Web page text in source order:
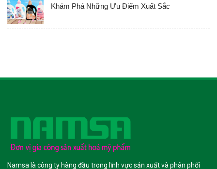
Khám Phá Những Ưu Điểm Xuất Sắc
Namsa là công ty hàng đầu trong lĩnh vực sản xuất và phân phối